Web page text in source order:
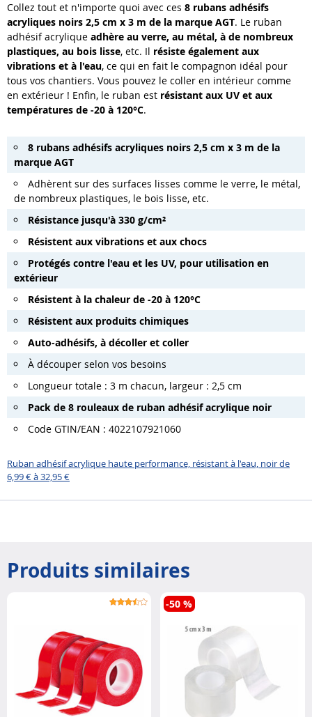
Collez tout et n'importe quoi avec ces 8 rubans adhésifs
acryliques noirs 2,5 cm x 3 m de la marque AGT. Le ruban
adhésif acrylique adhère au verre, au métal, à de nombreux
plastiques, au bois lisse, etc. Il résiste également aux
vibrations et à l'eau, ce qui en fait le compagnon idéal pour
tous vos chantiers. Vous pouvez le coller en intérieur comme
en extérieur ! Enfin, le ruban est résistant aux UV et aux
températures de -20 à 120°C.
8 rubans adhésifs acryliques noirs 2,5 cm x 3 m de la
marque AGT
Adhèrent sur des surfaces lisses comme le verre, le métal,
de nombreux plastiques, le bois lisse, etc.
Résistance jusqu'à 330 g/cm²
Résistent aux vibrations et aux chocs
Protégés contre l'eau et les UV, pour utilisation en
extérieur
Résistent à la chaleur de -20 à 120°C
Résistent aux produits chimiques
Auto-adhésifs, à décoller et coller
À découper selon vos besoins
Longueur totale : 3 m chacun, largeur : 2,5 cm
Pack de 8 rouleaux de ruban adhésif acrylique noir
Code GTIN/EAN : 4022107921060
Ruban adhésif acrylique haute performance, résistant à l'eau, noir de
6,99 € à 32,95 €
Produits similaires
-50 %